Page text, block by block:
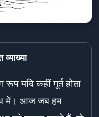
व्याख्या
यदि कहीं मूर्त होता
में। आज जब हम